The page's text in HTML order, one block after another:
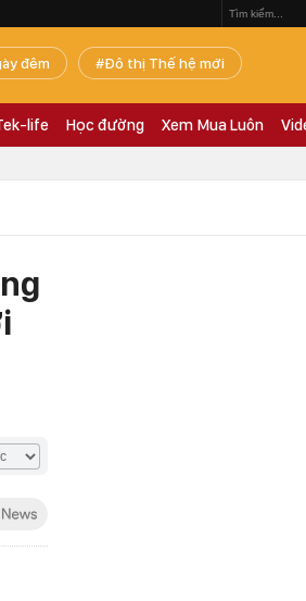
đêm Đô thị Thế hệ mới
life Học đường Xem Mua Luôn